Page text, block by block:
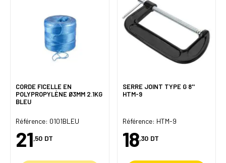
CORDE FICELLE EN
POLYPROPYLÈNE Ø3MM 2.1KG
BLEU
Référence: 0101BLEU
21,50 DT
SERRE JOINT TYPE G 8''
HTM-9
Référence: HTM-9
18,30 DT